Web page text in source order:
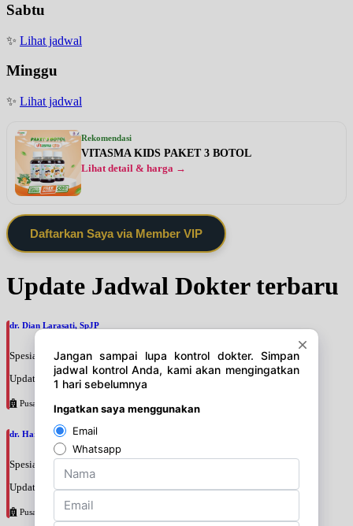
Sabtu
✨ Lihat jadwal
Minggu
✨ Lihat jadwal
Rekomendasi
VITASMA KIDS PAKET 3 BOTOL
Lihat detail & harga →
Daftarkan Saya via Member VIP
Update Jadwal Dokter terbaru
dr. Dian Larasati, SpJP
Spesialis: Jantung
Update terakhir: 2026-08-07 12:58:55
Pusat Pertamina
dr. Hary Sakti Mulyawan, SpJP
Spesialis: Jantung
Update terakhir: 2026-08-07 12:42:07
Pusat Pertamina